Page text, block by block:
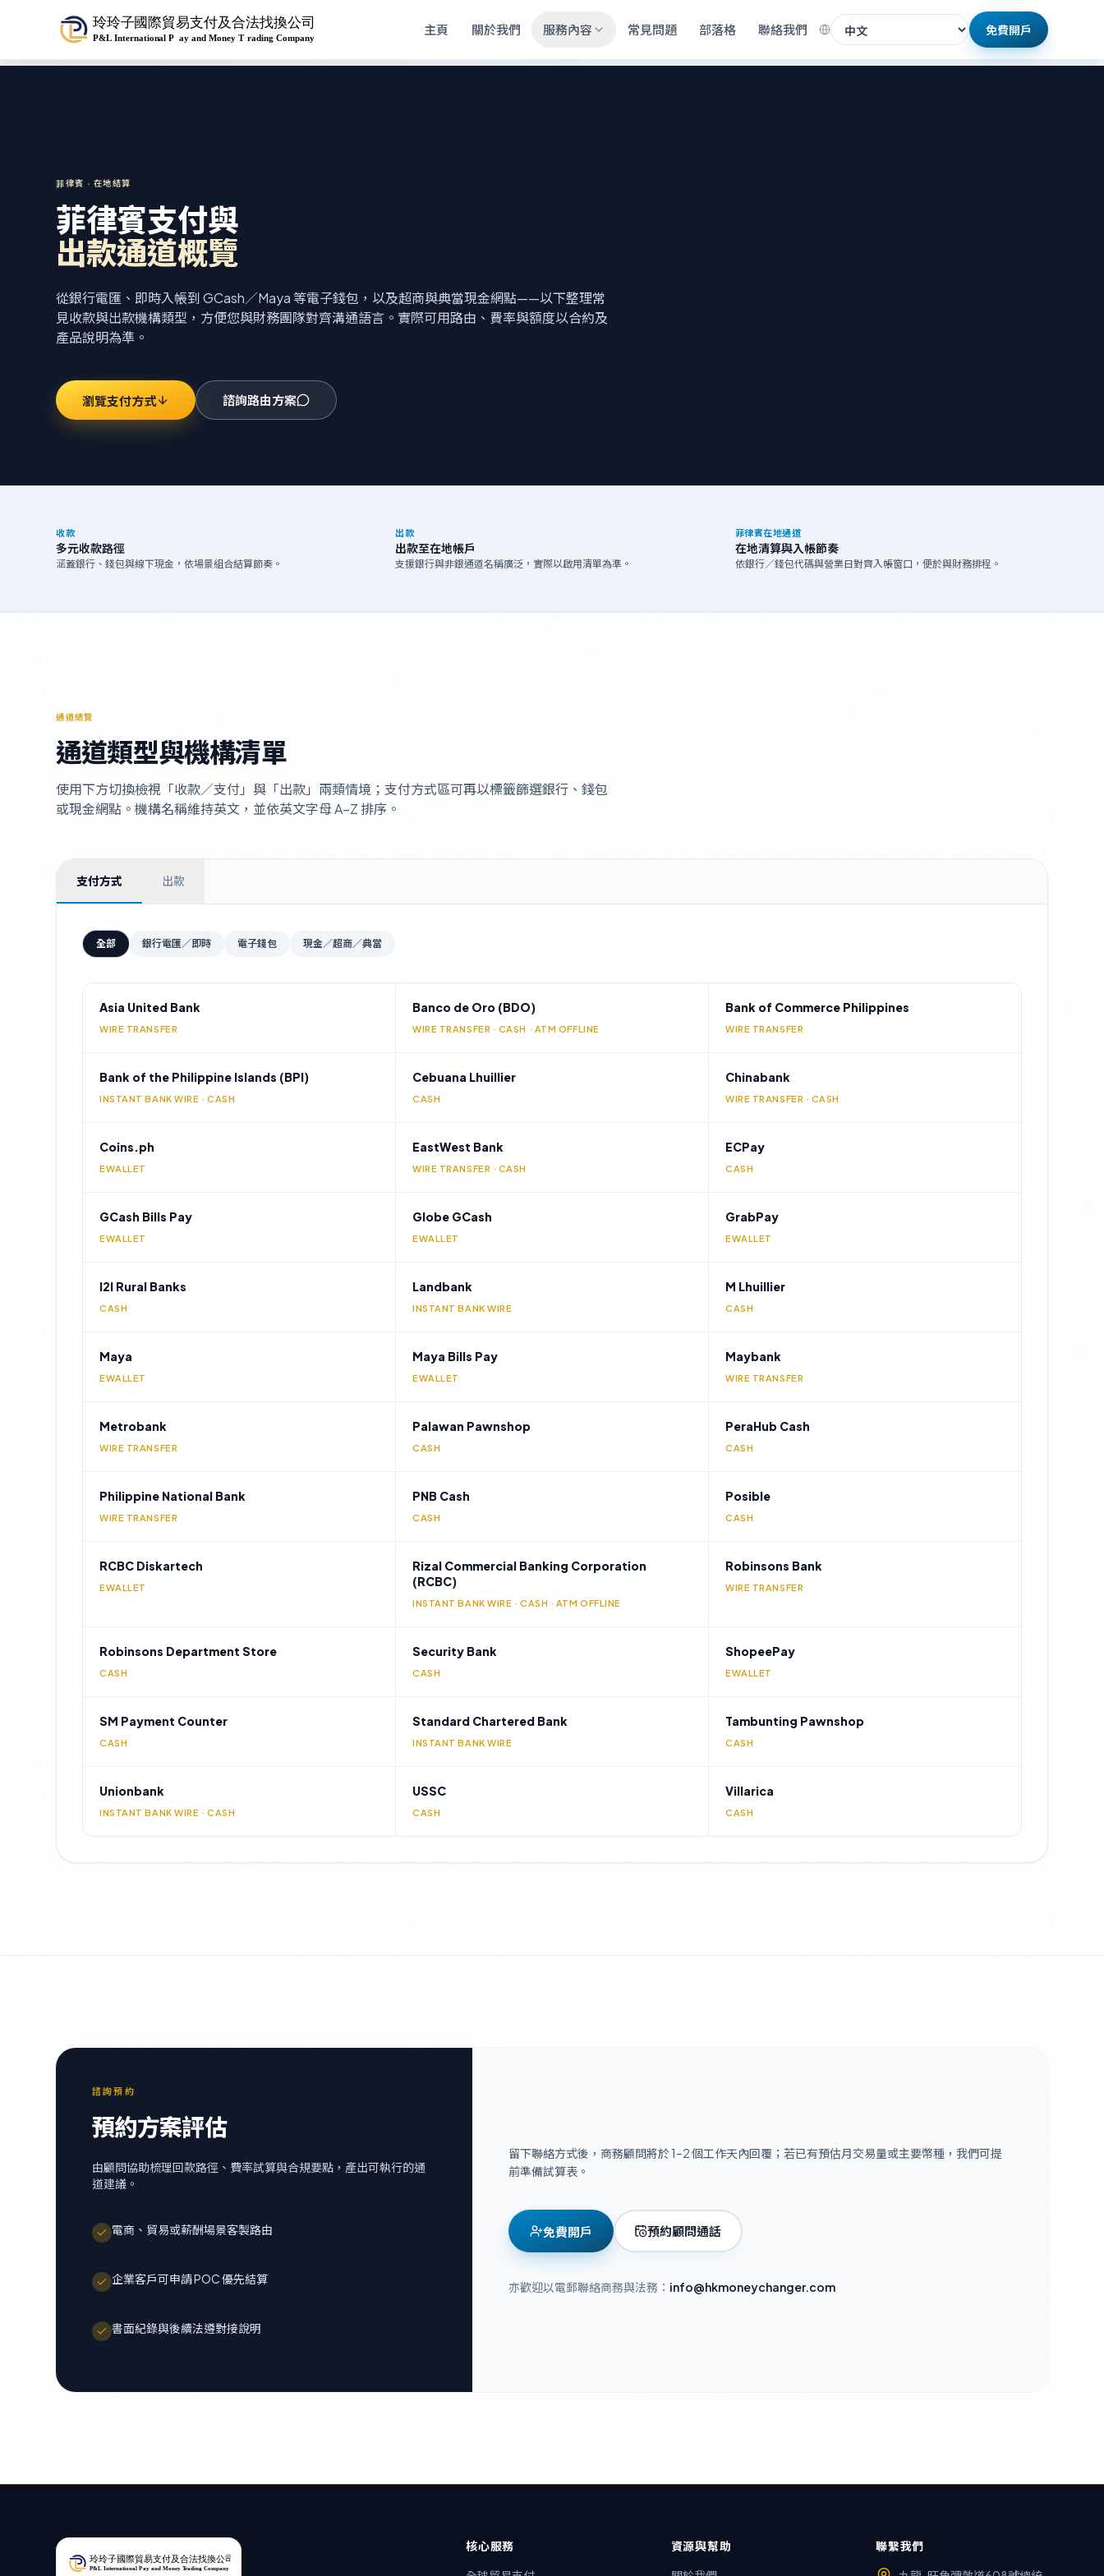
主頁 關於我們 服務內容 常見問題 部落格 聯絡我們 語言 免費開戶
菲律賓 · 在地結算
菲律賓支付與
出款通道概覽
從銀行電匯、即時入帳到 GCash／Maya 等電子錢包，以及超商與典當現金網點——以下整理常
見收款與出款機構類型，方便您與財務團隊對齊溝通語言。實際可用路由、費率與額度以合約及
產品說明為準。
瀏覽支付方式 諮詢路由方案
收款
多元收款路徑
涵蓋銀行、錢包與線下現金，依場景組合結算節奏。
出款
出款至在地帳戶
支援銀行與非銀通道名稱廣泛，實際以啟用清單為準。
菲律賓在地通道
在地清算與入帳節奏
依銀行／錢包代碼與營業日對齊入帳窗口，便於與財務排程。
通道總覽
通道類型與機構清單
使用下方切換檢視「收款／支付」與「出款」兩類情境；支付方式區可再以標籤篩選銀行、錢包
或現金網點。機構名稱維持英文，並依英文字母 A–Z 排序。
支付方式 出款
全部 銀行電匯／即時 電子錢包 現金／超商／典當
Asia United Bank
WIRE TRANSFER
Banco de Oro (BDO)
WIRE TRANSFER · CASH · ATM OFFLINE
Bank of Commerce Philippines
WIRE TRANSFER
Bank of the Philippine Islands (BPI)
INSTANT BANK WIRE · CASH
Cebuana Lhuillier
CASH
Chinabank
WIRE TRANSFER · CASH
Coins.ph
EWALLET
EastWest Bank
WIRE TRANSFER · CASH
ECPay
CASH
GCash Bills Pay
EWALLET
Globe GCash
EWALLET
GrabPay
EWALLET
I2I Rural Banks
CASH
Landbank
INSTANT BANK WIRE
M Lhuillier
CASH
Maya
EWALLET
Maya Bills Pay
EWALLET
Maybank
WIRE TRANSFER
Metrobank
WIRE TRANSFER
Palawan Pawnshop
CASH
PeraHub Cash
CASH
Philippine National Bank
WIRE TRANSFER
PNB Cash
CASH
Posible
CASH
RCBC Diskartech
EWALLET
Rizal Commercial Banking Corporation
(RCBC)
INSTANT BANK WIRE · CASH · ATM OFFLINE
Robinsons Bank
WIRE TRANSFER
Robinsons Department Store
CASH
Security Bank
CASH
ShopeePay
EWALLET
SM Payment Counter
CASH
Standard Chartered Bank
INSTANT BANK WIRE
Tambunting Pawnshop
CASH
Unionbank
INSTANT BANK WIRE · CASH
USSC
CASH
Villarica
CASH
諮詢預約
預約方案評估
由顧問協助梳理回款路徑、費率試算與合規要點，產出可執行的通
道建議。
電商、貿易或薪酬場景客製路由
企業客戶可申請 POC 優先結算
書面紀錄與後續法遵對接說明
留下聯絡方式後，商務顧問將於 1–2 個工作天內回覆；若已有預估月交易量或主要幣種，我們可提
前準備試算表。
免費開戶 預約顧問通話
亦歡迎以電郵聯絡商務與法務： info@hkmoneychanger.com
核心服務
資源與幫助
聯繫我們